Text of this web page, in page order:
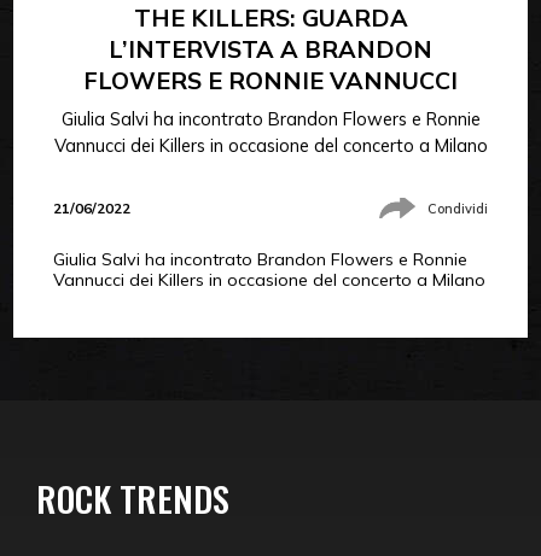
THE KILLERS: GUARDA
L’INTERVISTA A BRANDON
FLOWERS E RONNIE VANNUCCI
Giulia Salvi ha incontrato Brandon Flowers e Ronnie
Vannucci dei Killers in occasione del concerto a Milano
21/06/2022 Condividi
Giulia Salvi ha incontrato Brandon Flowers e Ronnie
Vannucci dei Killers in occasione del concerto a Milano
ROCK TRENDS